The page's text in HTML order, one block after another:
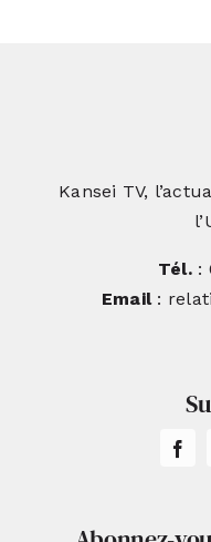
Kansei TV,
Tél.:
Email: